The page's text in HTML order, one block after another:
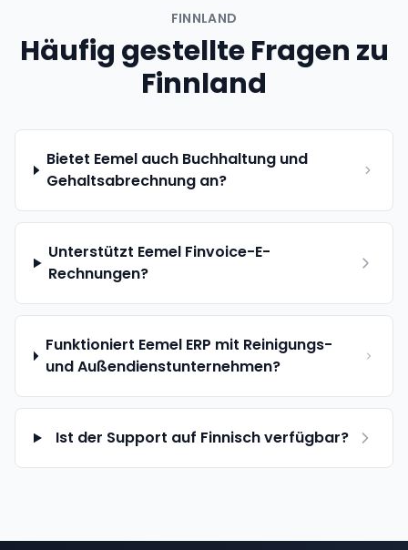
FINNLAND
Häufig gestellte Fragen zu
Finnland
Bietet Eemel auch Buchhaltung und
Gehaltsabrechnung an?
Unterstützt Eemel Finvoice-E-
Rechnungen?
Funktioniert Eemel ERP mit Reinigungs-
und Außendienstunternehmen?
Ist der Support auf Finnisch verfügbar?